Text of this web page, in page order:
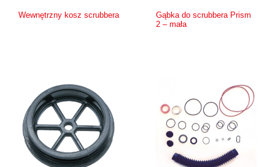
Wewnętrzny kosz scrubbera
Gąbka do scrubbera Prism
2 – mała